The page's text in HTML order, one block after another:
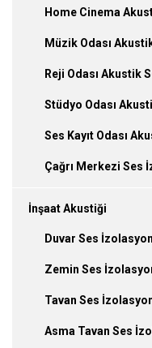
Home Cinema
Müzik Odası Akustik
Reji Odası Akustik
Stüdyo Odası
Ses Kayıt Odası
Çağrı Merkezi Ses
İnşaat Akustiği
Duvar Ses
Zemin Ses
Tavan Ses
Asma Tavan Ses